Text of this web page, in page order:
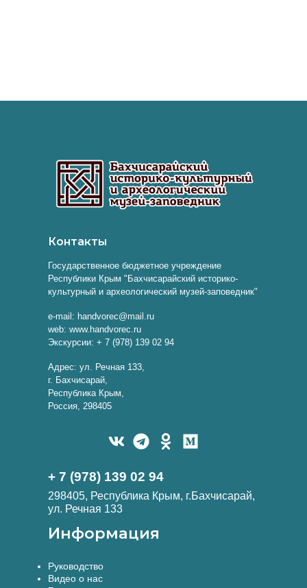
Контакты
Государственное бюджетное учреждение
Республики Крым "Бахчисарайский историко-
культурный и археологический музей-заповедник"
e-mail: handvorec@mail.ru
web: www.handvorec.ru
Экскурсии: + 7 (978) 139 02 94
Адрес: ул. Речная 133,
г. Бахчисарай,
Республика Крым,
Россия, 298405
+ 7 (978) 139 02 94
298405, Республика Крым, г.Бахчисарай,
ул. Речная 133
Информация
Руководство
Видео о нас